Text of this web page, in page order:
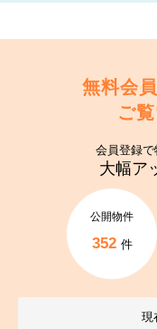
無料会
ご
会員登録で
大幅ア
公開物件
352 件
現